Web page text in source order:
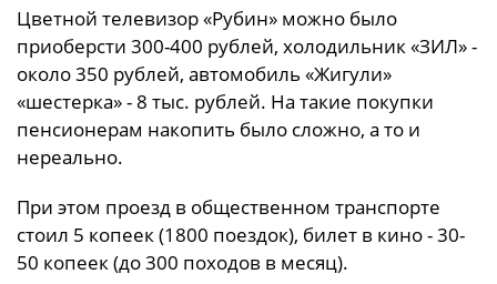
Цветной телевизор «Рубин» можно было
приоберсти 300-400 рублей, холодильник «ЗИЛ» -
около 350 рублей, автомобиль «Жигули»
«шестерка» - 8 тыс. рублей. На такие покупки
пенсионерам накопить было сложно, а то и
нереально.
При этом проезд в общественном транспорте
стоил 5 копеек (1800 поездок), билет в кино - 30-
50 копеек (до 300 походов в месяц).